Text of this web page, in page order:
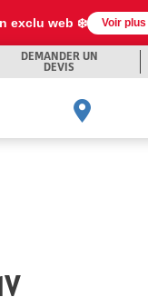
exclu web ❄️ Voir plus
DEMANDER UN
DEVIS